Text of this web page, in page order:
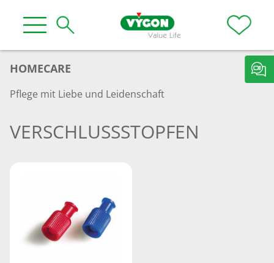
HOMECARE
Pflege mit Liebe und Leidenschaft
VERSCHLUSSSTOPFEN